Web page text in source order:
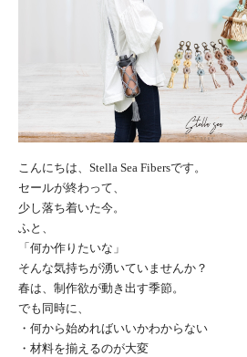
こんにちは、Stella Sea Fibersです。
セールが終わって、
少し落ち着いた今。
ふと、
「何か作りたいな」
そんな気持ちが湧いていませんか？
春は、制作欲が動き出す季節。
でも同時に、
・何から始めればいいかわからない
・材料を揃えるのが大変